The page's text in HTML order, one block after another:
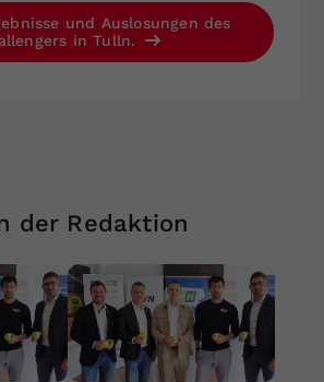
und Auslosungen des
in Tulln.
der Redaktion